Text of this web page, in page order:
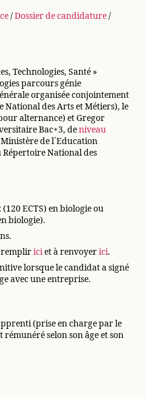
/Dossier de candidature/
Technologies, Santé »
parcours génie
organisée conjointement
National des Arts et Métiers), le
alternance) et Gregor
Bac+3, deniveau
de l´Education
National des
ECTS) en biologie ou
biologie).
rempliriciet à renvoyerici.
lorsque le candidat a signé
avec une entreprise.
(prise en charge par le
selon son âge et son